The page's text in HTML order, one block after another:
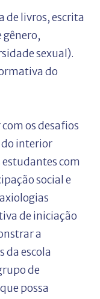
de livros, escrita
gênero,
sexual).
do
os desafios
do interior
com
social e
de iniciação
a
da escola
de
possa